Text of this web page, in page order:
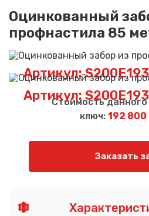
Оцинкованный
профнастила 85
Артикул:
Артикул:
Стоимость
ключ: 192 800
Заказать